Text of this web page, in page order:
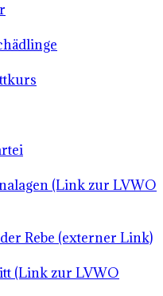
(Link zur LVWO
Rebe (externer Link)
(Link zur LVWO